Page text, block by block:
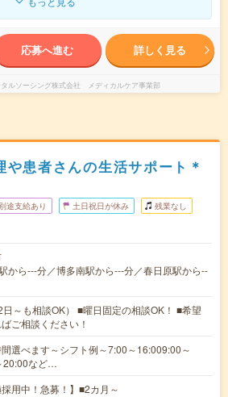
応募へ進む 詳しく見る
タルソーシング株式会社 メディカルケア事業部
患者さんの生活サポート＊
途支給あり 土日祝日が休み 残業なし
から---分／博多南駅から---分／春日原駅から--
～も相談OK） ■曜日固定の相談OK！ ■希望
ご相談ください！
選べます～シフト例～7:00～16:009:00～
20:00など…
採用中！急募！】■2カ月～